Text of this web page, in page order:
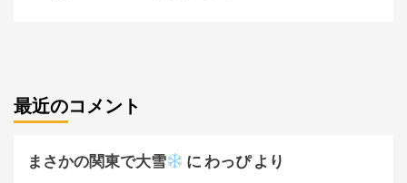
最近のコメント
まさかの関東で大雪 に わっぴより